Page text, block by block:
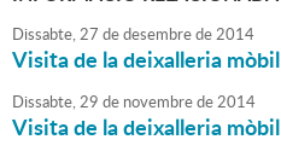
Dissabte,27 dedesembrede2014
Visita de la deixalleria mòbil
Dissabte,29 de novembrede2014
Visita de la deixalleria mòbil